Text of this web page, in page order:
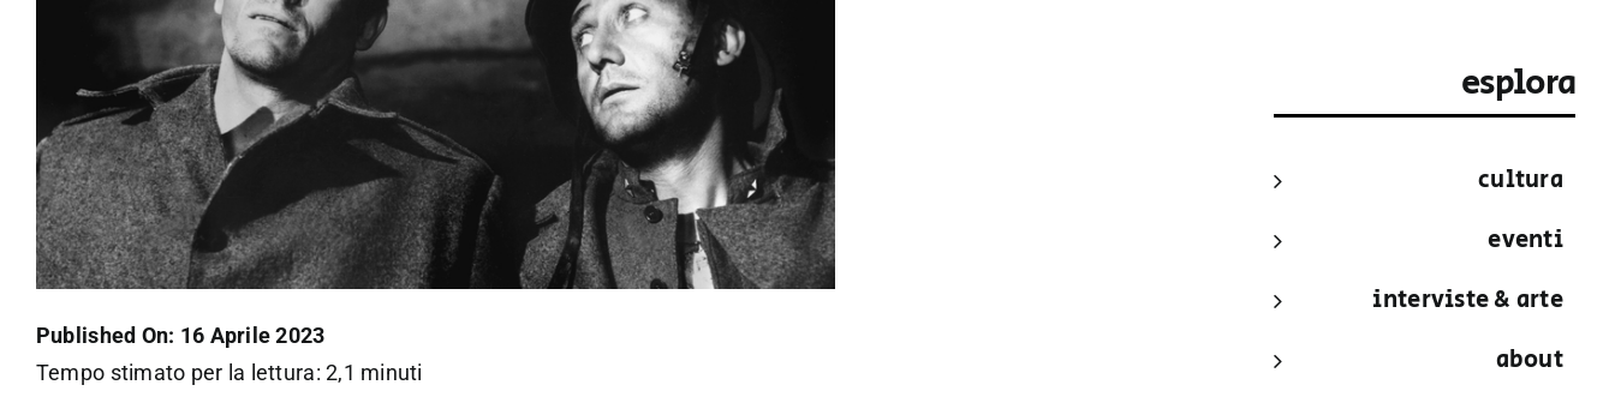
Published On: 16 Aprile 2023
Tempo stimato per la lettura: 2,1 minuti
esplora
cultura
eventi
interviste & arte
about